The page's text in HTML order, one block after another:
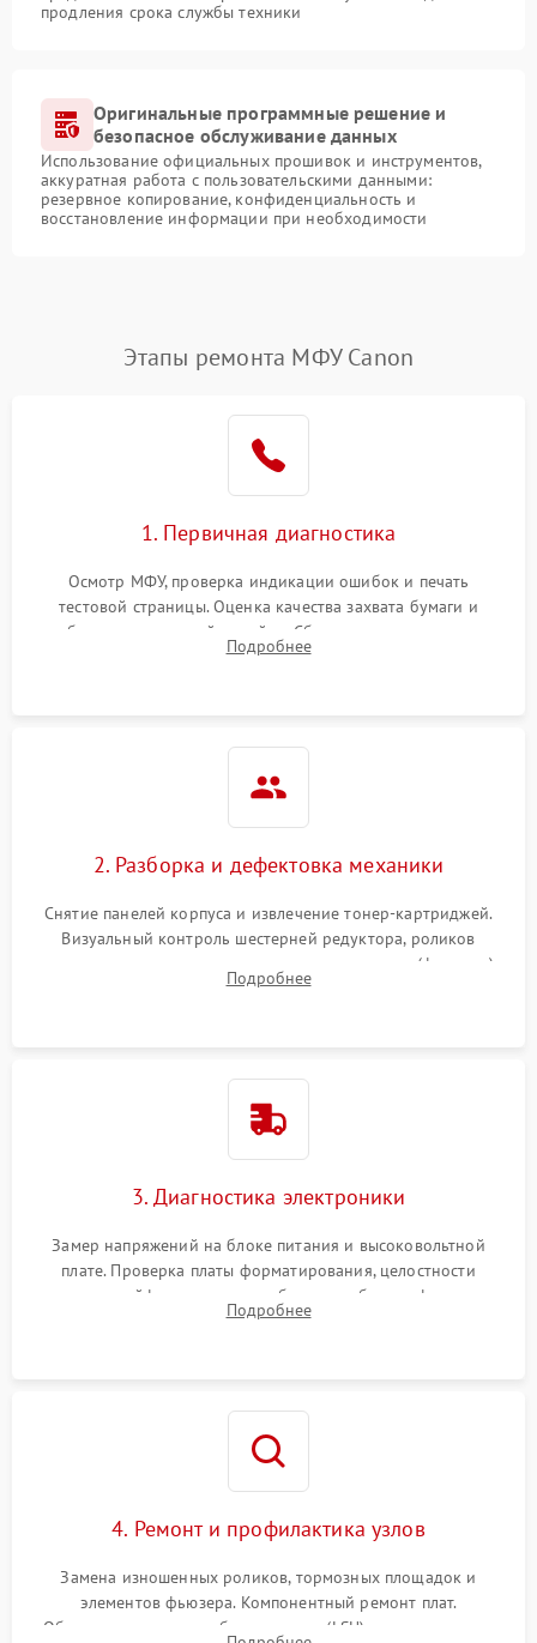
продления срока службы техники
Оригинальные программные решение и
безопасное обслуживание данных
Использование официальных прошивок и инструментов,
аккуратная работа с пользовательскими данными:
резервное копирование, конфиденциальность и
восстановление информации при необходимости
Этапы ремонта МФУ Canon
1. Первичная диагностика
Осмотр МФУ, проверка индикации ошибок и печать
тестовой страницы. Оценка качества захвата бумаги и
работы сканирующей линейки. Сбор данных о замятиях,
дефектах изображения или посторонних шумах при работе.
Подробнее
2. Разборка и дефектовка механики
Снятие панелей корпуса и извлечение тонер-картриджей.
Визуальный контроль шестерней редуктора, роликов
захвата, термопленки и прижимного вала в печи (фьюзере).
Проверка оптики сканера на загрязнения.
Подробнее
3. Диагностика электроники
Замер напряжений на блоке питания и высоковольтной
плате. Проверка платы форматирования, целостности
плоских шлейфов сканера и работоспособности флажков и
оптопар (датчиков прохождения бумаги).
Подробнее
4. Ремонт и профилактика узлов
Замена изношенных роликов, тормозных площадок и
элементов фьюзера. Компонентный ремонт плат.
Обязательная очистка блока лазера (LSU), зеркал и тракта